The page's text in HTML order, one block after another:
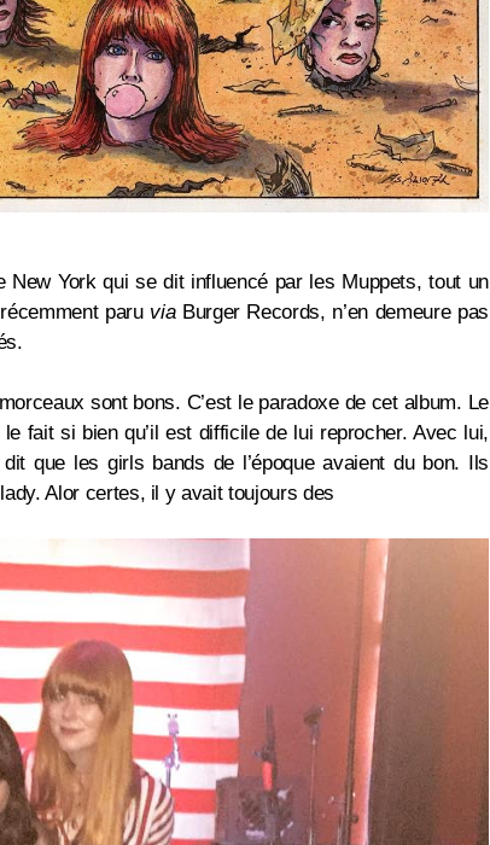
New York qui se dit influencé par les Muppets, tout un
paru via Burger Records, n’en demeure pas
sont bons. C’est le paradoxe de cet album. Le
fait si bien qu’il est difficile de lui reprocher. Avec lui,
que les girls bands de l’époque avaient du bon. Ils
Alor certes, il y avait toujours des